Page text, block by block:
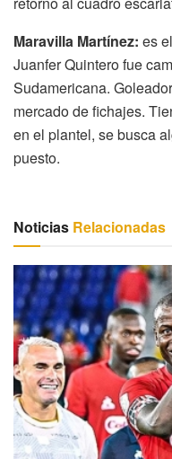
Maravilla Martínez: es
Juanfer Quintero fue
Sudamericana.
mercado de fichajes.
en el plantel, se busca
puesto.
Noticias Relacionadas